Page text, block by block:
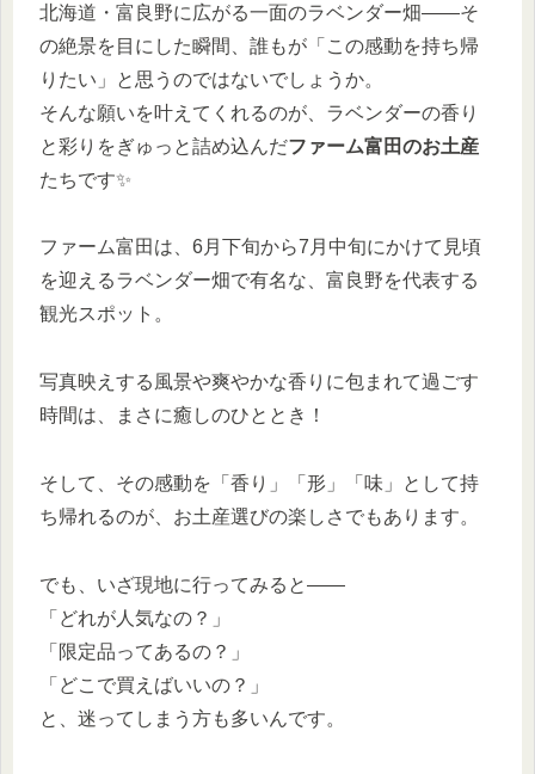
北海道・富良野に広がる一面のラベンダー畑――そ
の絶景を目にした瞬間、誰もが「この感動を持ち帰
りたい」と思うのではないでしょうか。
そんな願いを叶えてくれるのが、ラベンダーの香り
と彩りをぎゅっと詰め込んだファーム富田のお土産
たちです✨
ファーム富田は、6月下旬から7月中旬にかけて見頃
を迎えるラベンダー畑で有名な、富良野を代表する
観光スポット。
写真映えする風景や爽やかな香りに包まれて過ごす
時間は、まさに癒しのひととき！
そして、その感動を「香り」「形」「味」として持
ち帰れるのが、お土産選びの楽しさでもあります。
でも、いざ現地に行ってみると――
「どれが人気なの？」
「限定品ってあるの？」
「どこで買えばいいの？」
と、迷ってしまう方も多いんです。